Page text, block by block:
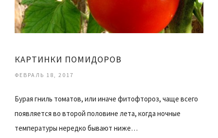
КАРТИНКИ ПОМИДОРОВ
ФЕВРАЛЬ 18, 2017
Бурая гниль томатов, или иначе фитофтороз, чаще всего
появляется во второй половине лета, когда ночные
температуры нередко бывают ниже…